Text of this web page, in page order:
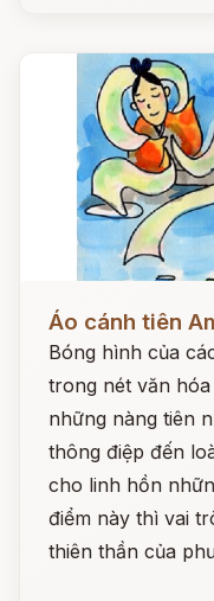
Đọc ngay
Áo cánh tiên
Bóng hình của
trong nét văn
những nàng tiên
thông điệp đến
cho linh hồn
điểm này thì vai
thiên thần của